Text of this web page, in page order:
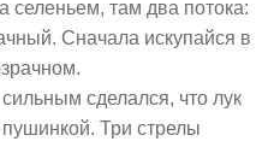
там два потока:
Сначала искупайся в
сделался, что лук
Три стрелы